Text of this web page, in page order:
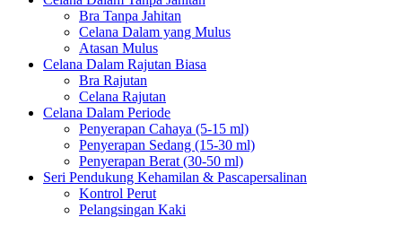
Bra Tanpa Jahitan
Celana Dalam yang Mulus
Atasan Mulus
Celana Dalam Rajutan Biasa
Bra Rajutan
Celana Rajutan
Celana Dalam Periode
Penyerapan Cahaya (5-15 ml)
Penyerapan Sedang (15-30 ml)
Penyerapan Berat (30-50 ml)
Seri Pendukung Kehamilan & Pascapersalinan
Kontrol Perut
Pelangsingan Kaki